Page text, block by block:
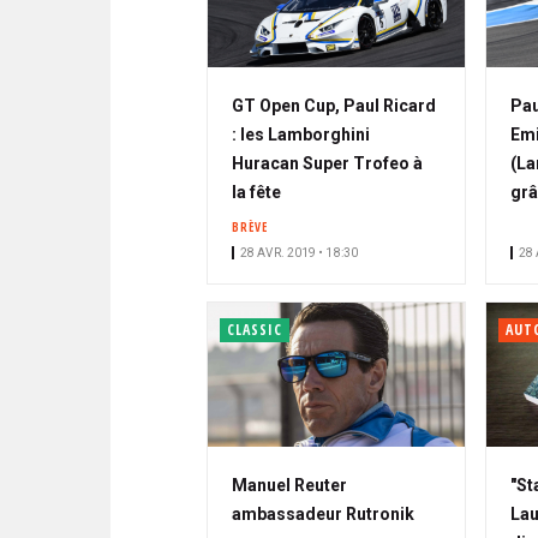
GT Open Cup, Paul Ricard
: les Lamborghini
Huracan Super Trofeo à
la fête
BRÈVE
28 AVR. 2019 • 18:30 28
CLASSIC
Manuel Reuter
ambassadeur Rutronik